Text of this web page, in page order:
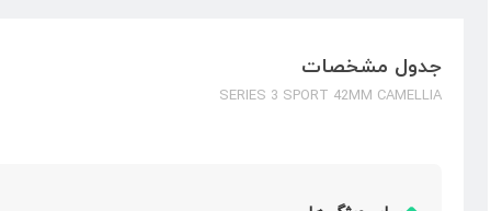
جدول مشخصات
SERIES 3 SPORT 42MM CAMELLIA